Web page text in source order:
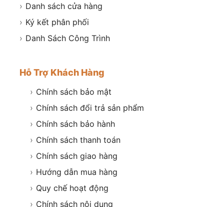
› Danh sách cửa hàng
› Ký kết phân phối
› Danh Sách Công Trình
Hỗ Trợ Khách Hàng
› Chính sách bảo mật
› Chính sách đổi trả sản phẩm
› Chính sách bảo hành
› Chính sách thanh toán
› Chính sách giao hàng
› Hướng dẫn mua hàng
› Quy chế hoạt động
› Chính sách nội dung